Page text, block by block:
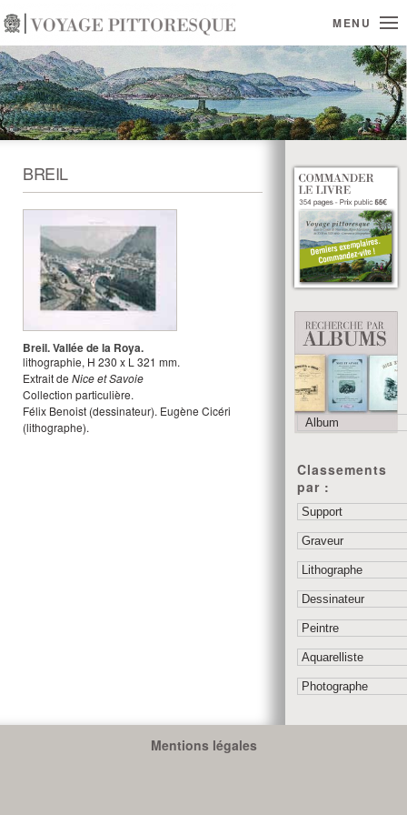
MENU
BREIL
Breil. Vallée de la Roya.
lithographie, H 230 x L 321 mm.
Extrait de Nice et Savoie
Collection particulière.
Félix Benoist (dessinateur). Eugène Cicéri
(lithographe).
Classements
par :
Mentions légales